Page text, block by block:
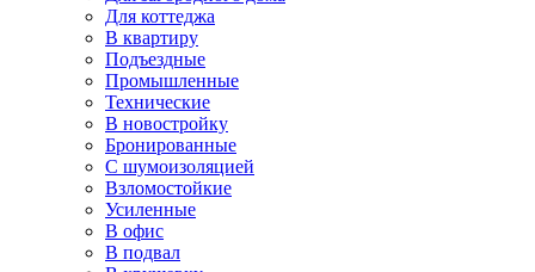
Для коттеджа
В квартиру
Подъездные
Промышленные
Технические
В новостройку
Бронированные
С шумоизоляцией
Взломостойкие
Усиленные
В офис
В подвал